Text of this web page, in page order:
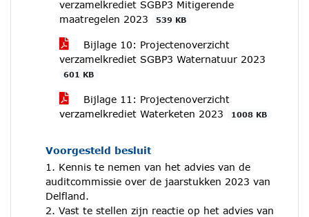
verzamelkrediet SGBP3 Mitigerende
maatregelen 2023
539 KB
Bijlage 10: Projectenoverzicht
verzamelkrediet SGBP3 Waternatuur 2023
601 KB
Bijlage 11: Projectenoverzicht
verzamelkrediet Waterketen 2023
1008 KB
Voorgesteld besluit
1. Kennis te nemen van het advies van de
auditcommissie over de jaarstukken 2023 van
Delfland.
2. Vast te stellen zijn reactie op het advies van